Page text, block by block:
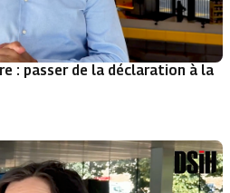
: passer de la déclaration à la